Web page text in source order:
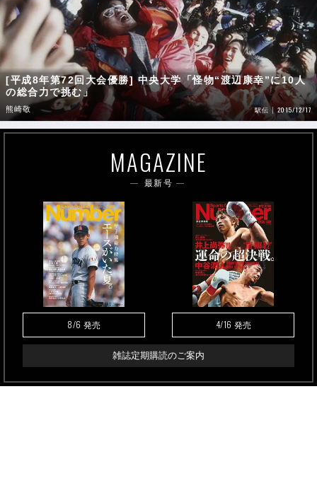
[平成8年第72回大会優勝] 中央大学「怪物“渡辺康幸”に10人
の総合力で挑む」
熊崎敬 駅伝 2015/12/17
MAGAZINE
最新号
8/6発売 4/16発売